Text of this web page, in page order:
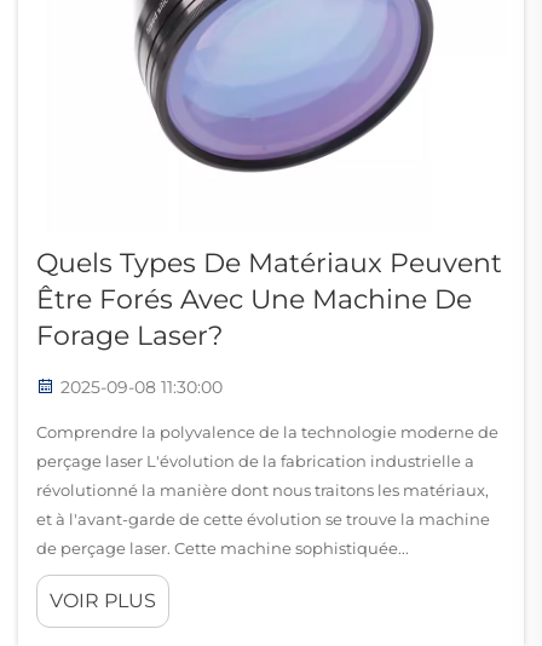
Quels Types De Matériaux Peuvent
Être Forés Avec Une Machine De
Forage Laser?
2025-09-08 11:30:00
Comprendre la polyvalence de la technologie moderne de
perçage laser L'évolution de la fabrication industrielle a
révolutionné la manière dont nous traitons les matériaux,
et à l'avant-garde de cette évolution se trouve la machine
de perçage laser. Cette machine sophistiquée...
VOIR PLUS